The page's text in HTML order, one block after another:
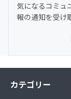
気になるコミュ
報の通知を受け
カテゴリー